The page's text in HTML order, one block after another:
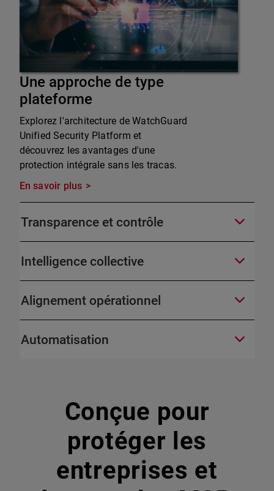
Une approche de type
plateforme
Explorez l'architecture de WatchGuard
Unified Security Platform et
découvrez les avantages d'une
protection intégrale sans les tracas.
En savoir plus
Transparence et contrôle
Intelligence collective
Alignement opérationnel
Automatisation
Conçue pour
protéger les
entreprises et